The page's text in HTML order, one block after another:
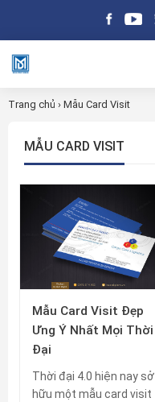
Trang chủ › Mẫu Card Visit
MẪU CARD VISIT
Mẫu Card Visit Đẹp
Ưng Ý Nhất Mọi Thời
Đại
Thời đại 4.0 hiện nay sở
hữu một mẫu card visit